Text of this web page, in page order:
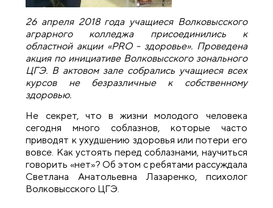
26 апреля 2018 года учащиеся Волковысского
аграрного колледжа присоединились к
областной акции «РRО - здоровье». Проведена
акция по инициативе Волковысского зонального
ЦГЭ. В актовом зале собрались учащиеся всех
курсов не безразличные к собственному
здоровью.
Не секрет, что в жизни молодого человека
сегодня много соблазнов, которые часто
приводят к ухудшению здоровья или потери его
вовсе. Как устоять перед соблазнами, научиться
говорить «нет»? Об этом с ребятами рассуждала
Светлана Анатольевна Лазаренко, психолог
Волковысского ЦГЭ.